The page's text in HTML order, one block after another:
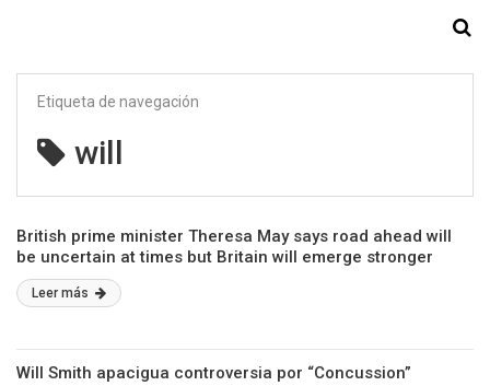
Etiqueta de navegación
will
British prime minister Theresa May says road ahead will
be uncertain at times but Britain will emerge stronger
Leer más
Will Smith apacigua controversia por “Concussion”